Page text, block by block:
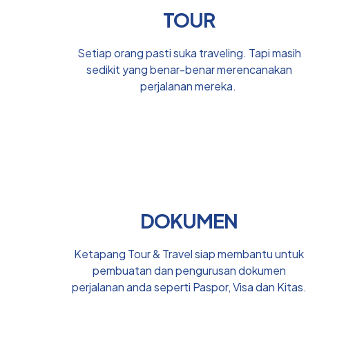
TOUR
Setiap orang pasti suka traveling. Tapi masih
sedikit yang benar-benar merencanakan
perjalanan mereka.
DOKUMEN
Ketapang Tour & Travel siap membantu untuk
pembuatan dan pengurusan dokumen
perjalanan anda seperti Paspor, Visa dan Kitas.